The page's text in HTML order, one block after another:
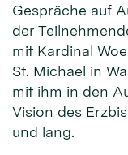
Gespräche auf
der
mit Kardinal
St. Michael in
mit ihm in den
Vision des
und lang.